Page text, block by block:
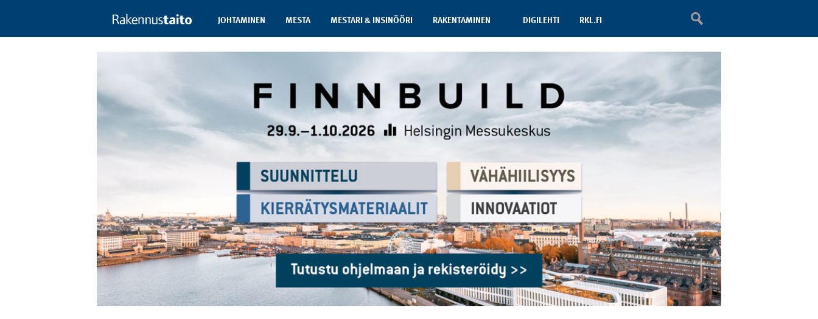
JOHTAMINEN MESTA MESTARI & INSINÖÖRI RAKENTAMINEN DIGILEHTI RKL.FI